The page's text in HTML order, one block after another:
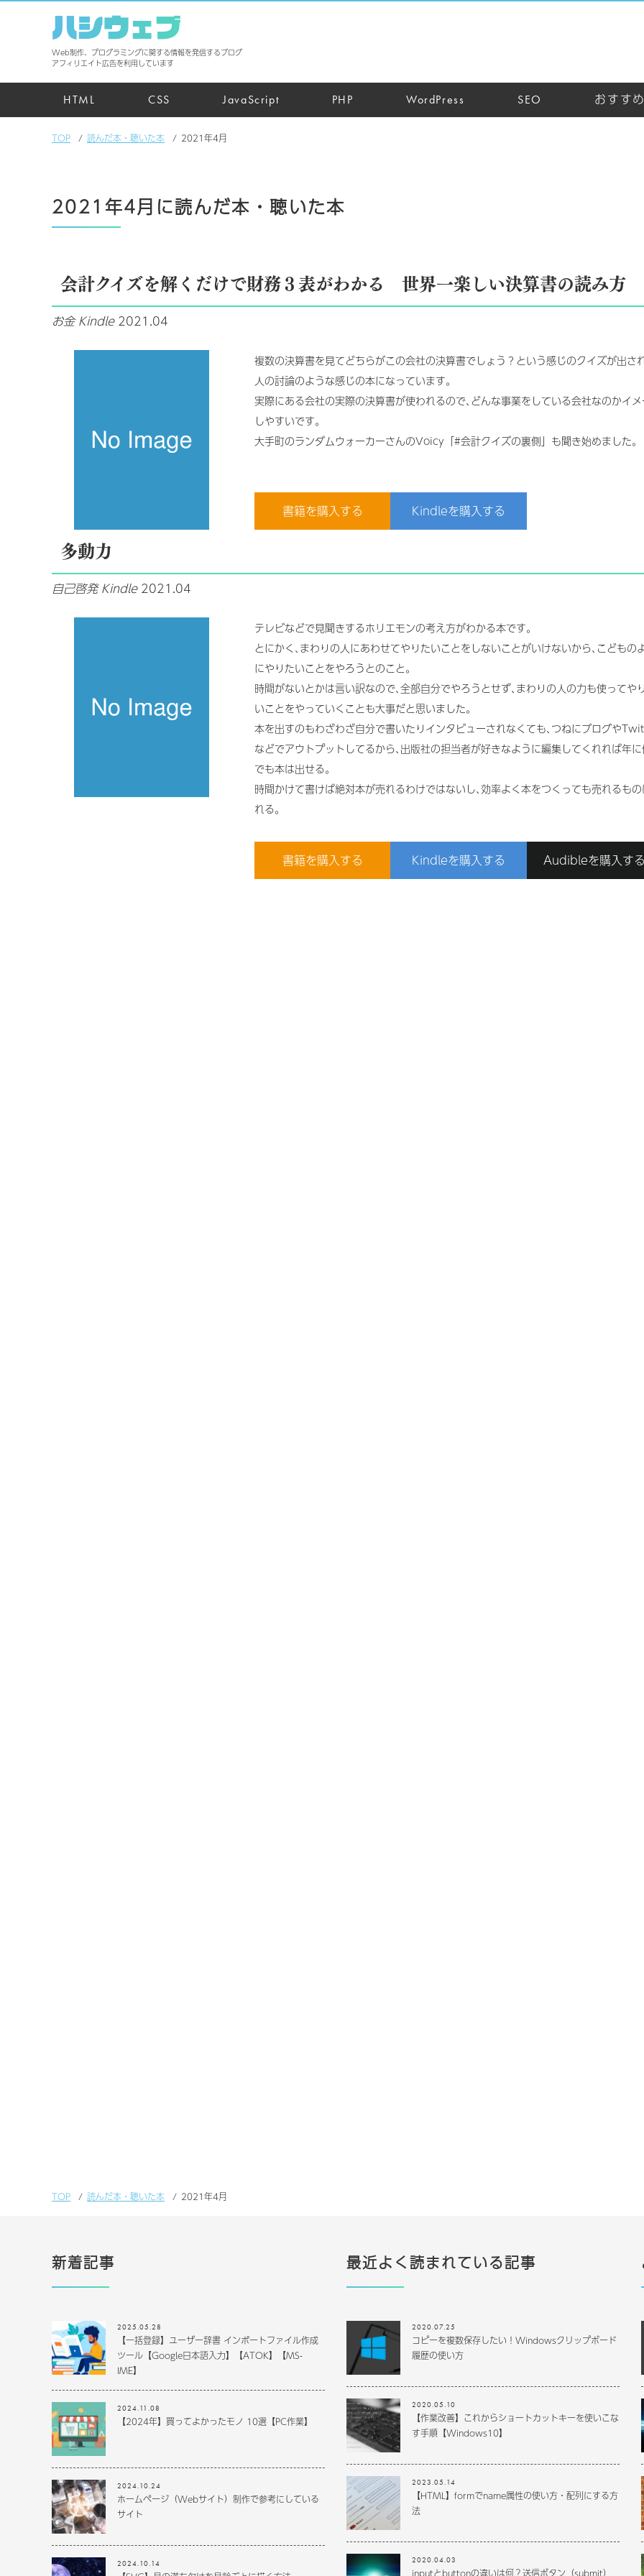
ハシウェブ
Web制作、プログラミングに関する情報を発信するブログ
アフィリエイト広告を利用しています
HTML CSS JavaScript PHP WordPress SEO おすすめ
TOP 読んだ本・聴いた本 2021年4月
2021年4月に読んだ本・聴いた本
会計クイズを解くだけで財務３表がわかる 世界一楽しい決算書の読み方
お金 Kindle 2021.04
複数の決算書を見てどちらがこの会社の決算書でしょう？という感じのクイズが出さ
人の討論のような感じの本になっています｡
実際にある会社の実際の決算書が使われるので､どんな事業をしている会社なのかイ
しやすいです｡
大手町のランダムウォーカーさんのVoicy「#会計クイズの裏側」も聞き始めました｡
書籍を購入する Kindleを購入する
多動力
自己啓発 Kindle 2021.04
テレビなどで見聞きするホリエモンの考え方がわかる本です｡
とにかく､まわりの人にあわせてやりたいことをしないことがいけないから､こどもの
にやりたいことをやろうとのこと｡
時間がないとかは言い訳なので､全部自分でやろうとせず､まわりの人の力も使ってや
いことをやっていくことも大事だと思いました｡
本を出すのもわざわざ自分で書いたりインタビューされなくても､つねにブログや
などでアウトプットしてるから､出版社の担当者が好きなように編集してくれれば年
でも本は出せる｡
時間かけて書けば絶対本が売れるわけではないし､効率よく本をつくっても売れるも
れる｡
書籍を購入する Kindleを購入する Audibleを購入する
TOP 読んだ本・聴いた本 2021年4月
新着記事
2025.05.28
【一括登録】ユーザー辞書 インポートファイル作成
ツール【Google日本語入力】【ATOK】【MS-
IME】
2024.11.08
【2024年】買ってよかったモノ 10選【PC作業】
2024.10.24
ホームページ（Webサイト）制作で参考にしている
サイト
2024.10.14
最近よく読まれている記事
2020.07.25
コピーを複数保存したい！Windowsクリップボード
履歴の使い方
2020.05.10
【作業改善】これからショートカットキーを使いこな
す手順【Windows10】
2023.05.14
【HTML】formでname属性の使い方・配列にする方
法
2020.04.03
inputとbuttonの違いは何？送信ボタン（submit）